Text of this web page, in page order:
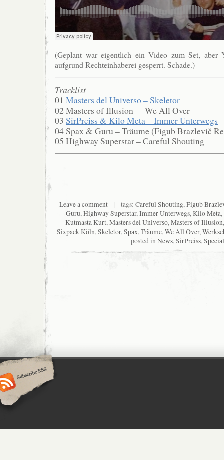
(Geplant war eigentlich ein Video zum Set, aber
aufgrund Rechteinhaberei gesperrt. Schade.)
Tracklist
01 Masters del Universo – Skeletor
02 Masters of Illusion – We All Over
03 SirPreiss & Kilo Meta – Immer Unterwegs
04 Spax & Guru – Träume (Figub Brazlevič
05 Highway Superstar – Careful Shouting
Leave a comment | tags: Careful Shouting,Figub
Guru,Highway Superstar,Immer Unterwegs,Kilo Meta,
Kutmasta Kurt,Masters del Universo,Masters of Illusion
Sixpack Köln,Skeletor,Spax,Träume,We All Over,
posted inNews,SirPreiss,Special